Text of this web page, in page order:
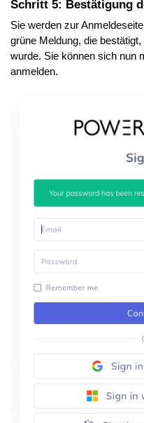
Schritt 5: Bestätigung
Sie werden zur
grüne Meldung, die
wurde. Sie können sich nun
anmelden.